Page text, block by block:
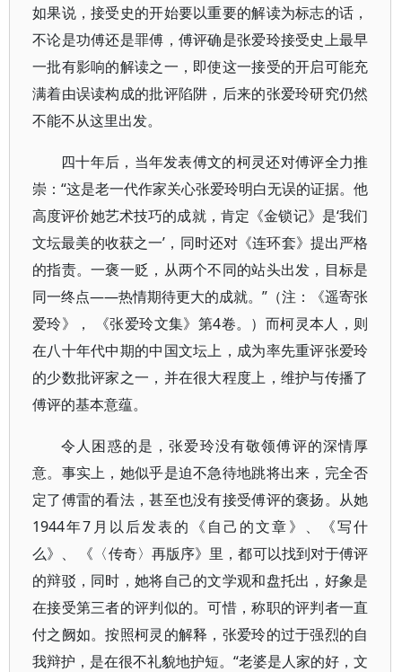
如果说，接受史的开始要以重要的解读为标志的话，
不论是功傅还是罪傅，傅评确是张爱玲接受史上最早
一批有影响的解读之一，即使这一接受的开启可能充
满着由误读构成的批评陷阱，后来的张爱玲研究仍然
不能不从这里出发。
四十年后，当年发表傅文的柯灵还对傅评全力推
崇：“这是老一代作家关心张爱玲明白无误的证据。他
高度评价她艺术技巧的成就，肯定《金锁记》是‘我们
文坛最美的收获之一’，同时还对《连环套》提出严格
的指责。一褒一贬，从两个不同的站头出发，目标是
同一终点——热情期待更大的成就。”（注：《遥寄张
爱玲》， 《张爱玲文集》第4卷。）而柯灵本人，则
在八十年代中期的中国文坛上，成为率先重评张爱玲
的少数批评家之一，并在很大程度上，维护与传播了
傅评的基本意蕴。
令人困惑的是，张爱玲没有敬领傅评的深情厚
意。事实上，她似乎是迫不急待地跳将出来，完全否
定了傅雷的看法，甚至也没有接受傅评的褒扬。从她
1944年7月以后发表的《自己的文章》、《写什
么》、 《〈传奇〉再版序》里，都可以找到对于傅评
的辩驳，同时，她将自己的文学观和盘托出，好象是
在接受第三者的评判似的。可惜，称职的评判者一直
付之阙如。按照柯灵的解释，张爱玲的过于强烈的自
我辩护，是在很不礼貌地护短。“老婆是人家的好，文